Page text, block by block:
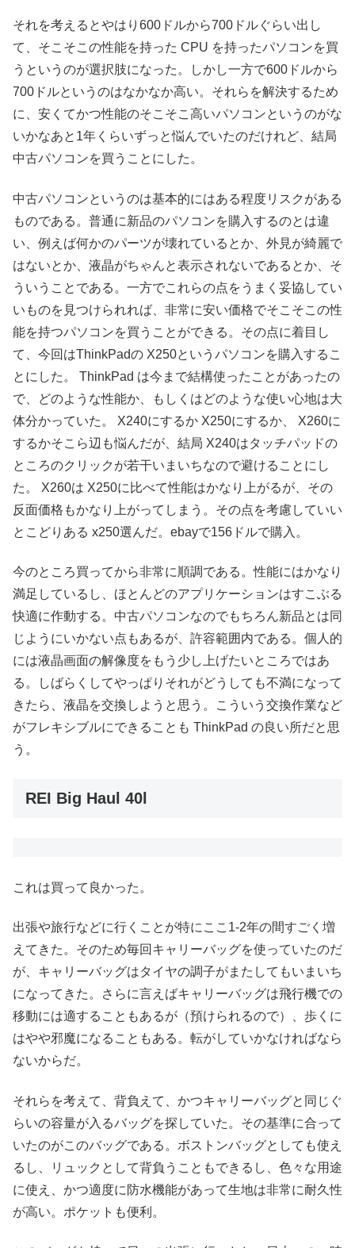
それを考えるとやはり600ドルから700ドルぐらい出し
て、そこそこの性能を持った CPU を持ったパソコンを買
うというのが選択肢になった。しかし一方で600ドルから
700ドルというのはなかなか高い。それらを解決するため
に、安くてかつ性能のそこそこ高いパソコンというのがな
いかなあと1年くらいずっと悩んでいたのだけれど、結局
中古パソコンを買うことにした。
中古パソコンというのは基本的にはある程度リスクがある
ものである。普通に新品のパソコンを購入するのとは違
い、例えば何かのパーツが壊れているとか、外見が綺麗で
はないとか、液晶がちゃんと表示されないであるとか、そ
ういうことである。一方でこれらの点をうまく妥協してい
いものを見つけられれば、非常に安い価格でそこそこの性
能を持つパソコンを買うことができる。その点に着目し
て、今回はThinkPadの X250というパソコンを購入するこ
とにした。 ThinkPad は今まで結構使ったことがあったの
で、どのような性能か、もしくはどのような使い心地は大
体分かっていた。 X240にするか X250にするか、 X260に
するかそこら辺も悩んだが、結局 X240はタッチパッドの
ところのクリックが若干いまいちなので避けることにし
た。 X260は X250に比べて性能はかなり上がるが、その
反面価格もかなり上がってしまう。その点を考慮していい
とこどりある x250選んだ。ebayで156ドルで購入。
今のところ買ってから非常に順調である。性能にはかなり
満足しているし、ほとんどのアプリケーションはすこぶる
快適に作動する。中古パソコンなのでもちろん新品とは同
じようにいかない点もあるが、許容範囲内である。個人的
には液晶画面の解像度をもう少し上げたいところではあ
る。しばらくしてやっぱりそれがどうしても不満になって
きたら、液晶を交換しようと思う。こういう交換作業など
がフレキシブルにできることも ThinkPad の良い所だと思
う。
REI Big Haul 40l
これは買って良かった。
出張や旅行などに行くことが特にここ1-2年の間すごく増
えてきた。そのため毎回キャリーバッグを使っていたのだ
が、キャリーバッグはタイヤの調子がまたしてもいまいち
になってきた。さらに言えばキャリーバッグは飛行機での
移動には適することもあるが（預けられるので）、歩くに
はやや邪魔になることもある。転がしていかなければなら
ないからだ。
それらを考えて、背負えて、かつキャリーバッグと同じぐ
らいの容量が入るバッグを探していた。その基準に合って
いたのがこのバッグである。ボストンバッグとしても使え
るし、リュックとして背負うこともできるし、色々な用途
に使え、かつ適度に防水機能があって生地は非常に耐久性
が高い。ポケットも便利。